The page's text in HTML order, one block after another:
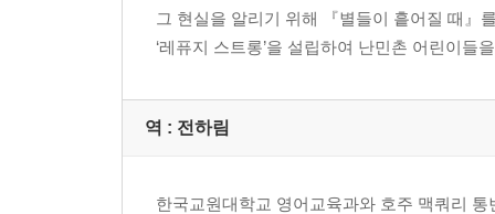
그 현실을 알리기 위해 『별들이 흩어질 때』
‘레퓨지 스트롱’을 설립하여 난민촌 어린이들
역 : 전하림
한국교원대학교 영어교육과와 호주 맥쿼리